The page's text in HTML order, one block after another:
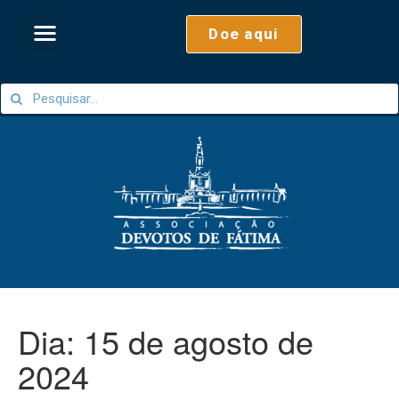
Doe aqui
Dia: 15 de agosto de
2024